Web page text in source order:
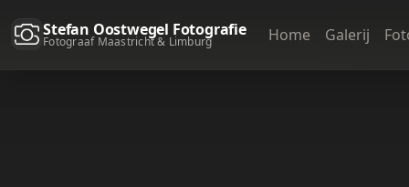
Stefan Oostwegel Fotografie
Fotograaf Maastricht & Limburg Home Galerij